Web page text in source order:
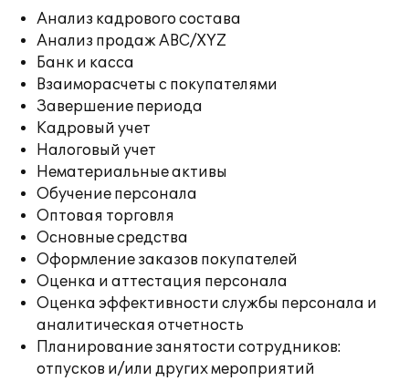
Анализ кадрового состава
Анализ продаж ABC/XYZ
Банк и касса
Взаиморасчеты с покупателями
Завершение периода
Кадровый учет
Налоговый учет
Нематериальные активы
Обучение персонала
Оптовая торговля
Основные средства
Оформление заказов покупателей
Оценка и аттестация персонала
Оценка эффективности службы персонала и
аналитическая отчетность
Планирование занятости сотрудников:
отпусков и/или других мероприятий